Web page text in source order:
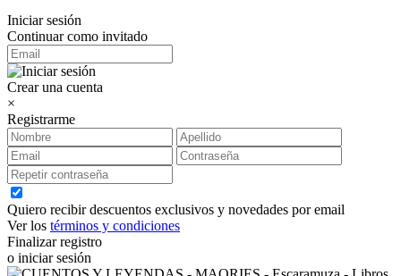
Iniciar sesión
Continuar como invitado
Crear una cuenta
×
Registrarme
Quiero recibir descuentos exclusivos y novedades por email
Ver los términos y condiciones
Finalizar registro
o iniciar sesión